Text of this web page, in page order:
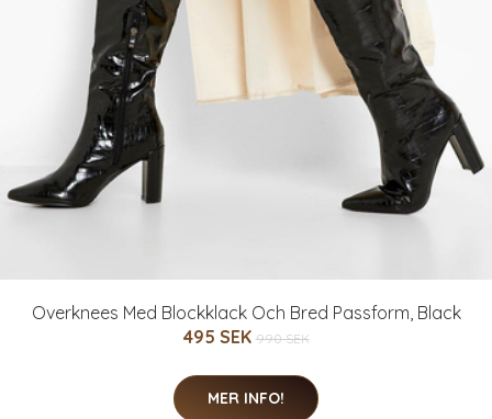
Overknees Med Blockklack Och Bred Passform, Black
495 SEK 990 SEK
MER INFO!